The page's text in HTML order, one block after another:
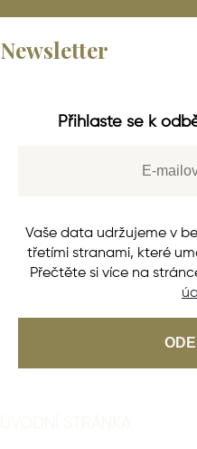
Newsletter
Přihlaste se k
Vaše data udržujeme v
třetími stranami, které
Přečtěte si více na